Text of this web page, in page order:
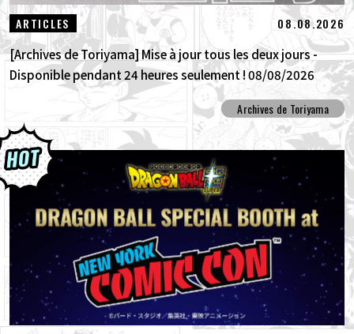
ARTICLES 08.08.2026
[Archives de Toriyama] Mise à jour tous les deux jours -
Disponible pendant 24 heures seulement ! 08/08/2026
Archives de Toriyama